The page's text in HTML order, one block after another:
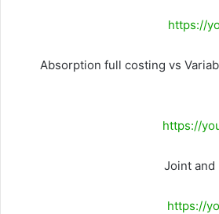
https://
Absorption full costing vs
https://
Joint and
https://